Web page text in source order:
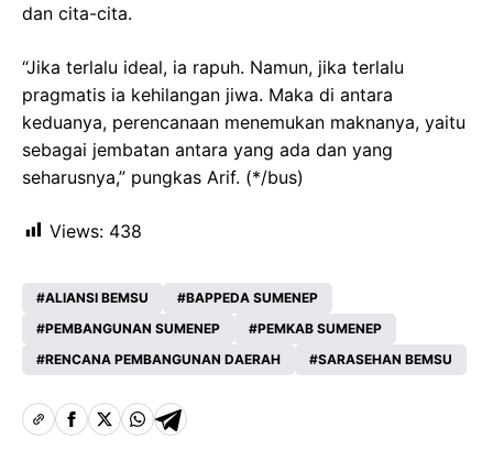
dan cita-cita.
“Jika terlalu ideal, ia rapuh. Namun, jika terlalu
pragmatis ia kehilangan jiwa. Maka di antara
keduanya, perencanaan menemukan maknanya, yaitu
sebagai jembatan antara yang ada dan yang
seharusnya,” pungkas Arif. (*/bus)
Views: 438
ALIANSI BEMSU
BAPPEDA SUMENEP
PEMBANGUNAN SUMENEP
PEMKAB SUMENEP
RENCANA PEMBANGUNAN DAERAH
SARASEHAN BEMSU